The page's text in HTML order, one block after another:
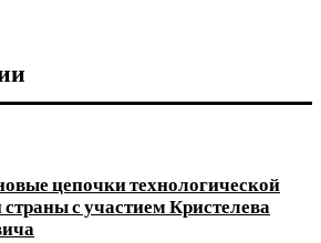
цепочки технологической
с участием Кристелева